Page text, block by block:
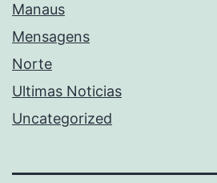
Manaus
Mensagens
Norte
Ultimas Noticias
Uncategorized